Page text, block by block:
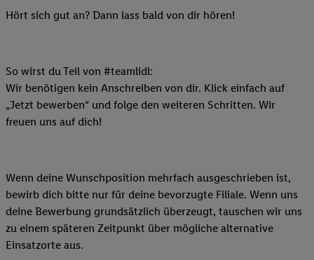
Hört sich gut an? Dann lass bald von dir hören!
So wirst du Teil von #teamlidl:
Wir benötigen kein Anschreiben von dir. Klick einfach auf
„Jetzt bewerben“ und folge den weiteren Schritten. Wir
freuen uns auf dich!
Wenn deine Wunschposition mehrfach ausgeschrieben ist,
bewirb dich bitte nur für deine bevorzugte Filiale. Wenn uns
deine Bewerbung grundsätzlich überzeugt, tauschen wir uns
zu einem späteren Zeitpunkt über mögliche alternative
Einsatzorte aus.